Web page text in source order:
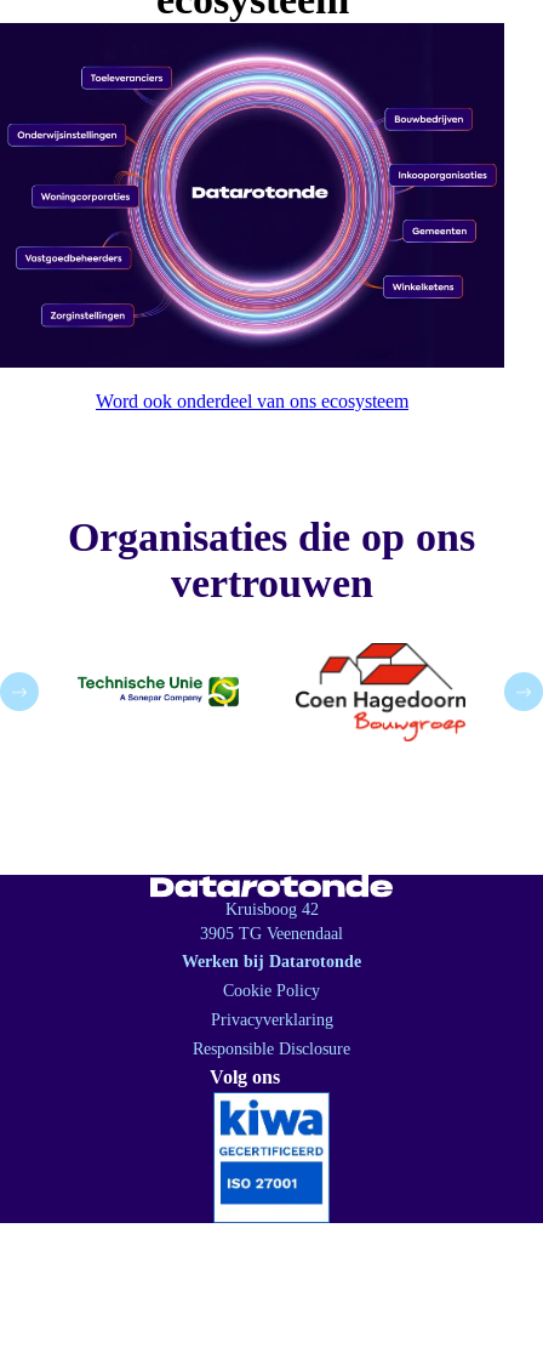
Word ook onderdeel van ons ecosysteem
Organisaties die op ons
vertrouwen
Kruisboog 42
3905 TG Veenendaal
Werken bij Datarotonde
Cookie Policy
Privacyverklaring
Responsible Disclosure
Volg ons